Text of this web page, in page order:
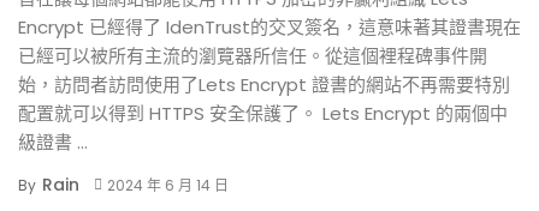
Encrypt 已經得了 IdenTrust的交叉簽名，這意味著其證書現在
已經可以被所有主流的瀏覽器所信任。從這個裡程碑事件開
始，訪問者訪問使用了Lets Encrypt 證書的網站不再需要特別
配置就可以得到 HTTPS 安全保護了。 Lets Encrypt 的兩個中
級證書 ...
By Rain 2024 年 6 月 14 日